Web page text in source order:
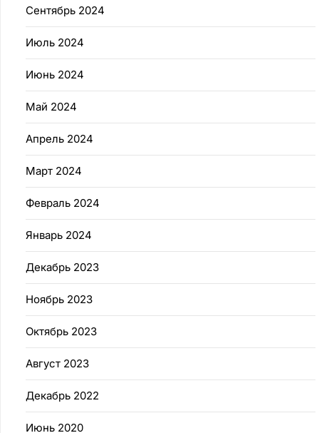
Сентябрь 2024
Июль 2024
Июнь 2024
Май 2024
Апрель 2024
Март 2024
Февраль 2024
Январь 2024
Декабрь 2023
Ноябрь 2023
Октябрь 2023
Август 2023
Декабрь 2022
Июнь 2020